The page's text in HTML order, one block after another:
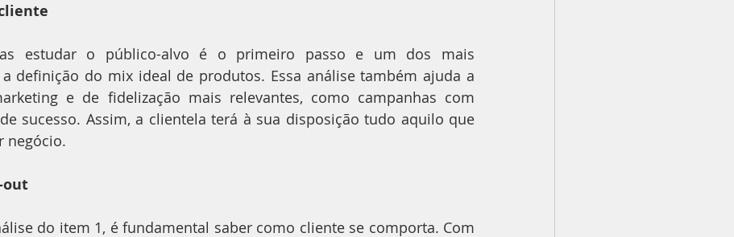
estudar o público-alvo é o primeiro passo e um dos mais
definição do mix ideal de produtos. Essa análise também ajuda a
e de fidelização mais relevantes, como campanhas com
sucesso. Assim, a clientela terá à sua disposição tudo aquilo que
negócio.
out
do item 1, é fundamental saber como cliente se comporta. Com